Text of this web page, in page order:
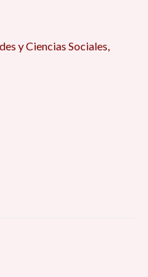
y Ciencias Sociales,